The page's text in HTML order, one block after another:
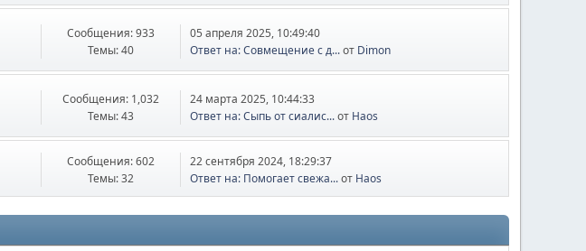
Сообщения: 933
Темы: 40
05 апреля 2025, 10:49:40
Ответ на: Совмещение с д...от Dimon
Сообщения: 1,032
Темы: 43
24 марта 2025, 10:44:33
Ответ на: Сыпь от сиалис...от Haos
Сообщения: 602
Темы: 32
22 сентября 2024, 18:29:37
Ответ на: Помогает свежа...от Haos